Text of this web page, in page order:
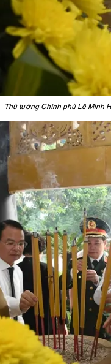
Thủ tướng Chính phủ Lê Minh